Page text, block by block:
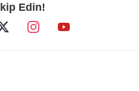
duyurdu: İki çocuk cinayeti
Edin!